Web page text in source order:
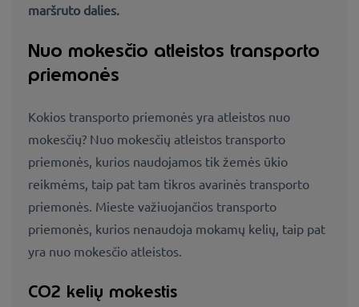
maršruto dalies.
Nuo mokesčio atleistos transporto
priemonės
Kokios transporto priemonės yra atleistos nuo
mokesčių? Nuo mokesčių atleistos transporto
priemonės, kurios naudojamos tik žemės ūkio
reikmėms, taip pat tam tikros avarinės transporto
priemonės. Mieste važiuojančios transporto
priemonės, kurios nenaudoja mokamų kelių, taip pat
yra nuo mokesčio atleistos.
CO2 kelių mokestis